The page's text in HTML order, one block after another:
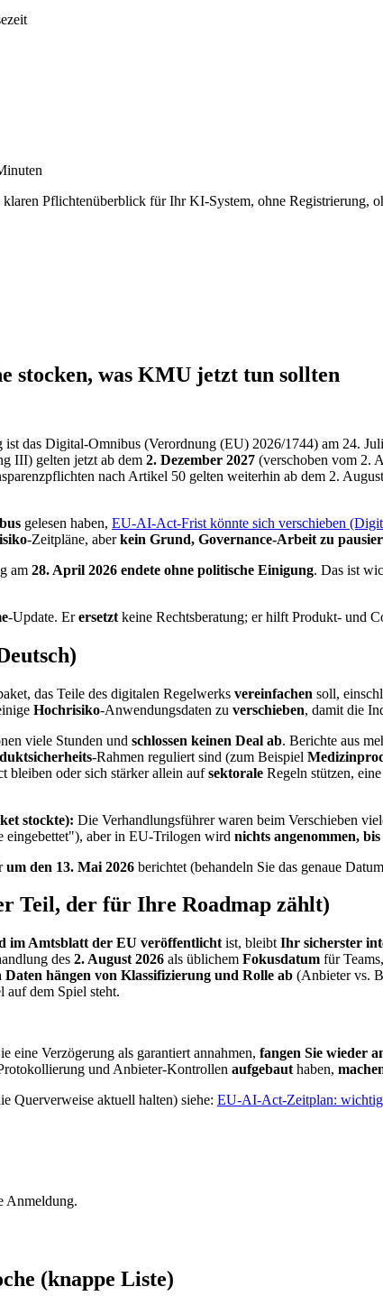
Pflichtenüberblick für Ihr KI-System, ohne Registrierung,
stocken, was KMU jetzt tun sollten
ist das Digital-Omnibus (Verordnung (EU) 2026/1744) am 24.
III) gelten jetzt ab dem 2. Dezember 2027 (verschoben vom 2.
nach Artikel 50 gelten weiterhin ab dem 2.
gelesen haben, EU-AI-Act-Frist könnte sich verschieben
-Zeitpläne, aberkein Grund, Governance-Arbeit zu
am 28. April 2026 endete ohne politische Einigung. Das ist
-Update. Erersetzt keine Rechtsberatung; er hilft Produkt- und
das Teile des digitalen Regelwerks vereinfachen soll,
Hochrisiko-Anwendungsdaten zu verschieben, damit die
viele Stunden und schlossen keinen Deal ab. Berichte aus
-Rahmen reguliert sind (zum Beispiel
bleiben oder sich stärker allein aufsektorale Regeln stützen,
stockte): Die Verhandlungsführer waren beim Verschieben
eingebettet"), aber in EU-Trilogen wird nichts angenommen,
um den 13. Mai 2026 berichtet (behandeln Sie das genaue
Teil, der für Ihre Roadmap zählt)
im Amtsblatt der EU veröffentlicht ist, bleibt Ihr sicherster
des 2. August 2026 als üblichem Fokusdatum für
Daten hängen von Klassifizierung und Rolle ab (Anbieter vs.
auf dem Spiel steht.
eine Verzögerung als garantiert annahmen, fangen Sie wieder
und Anbieter-Kontrollen aufgebaut haben,
Querverweise aktuell halten) siehe: EU-AI-Act-Zeitplan:
Anmeldung.
(knappe Liste)